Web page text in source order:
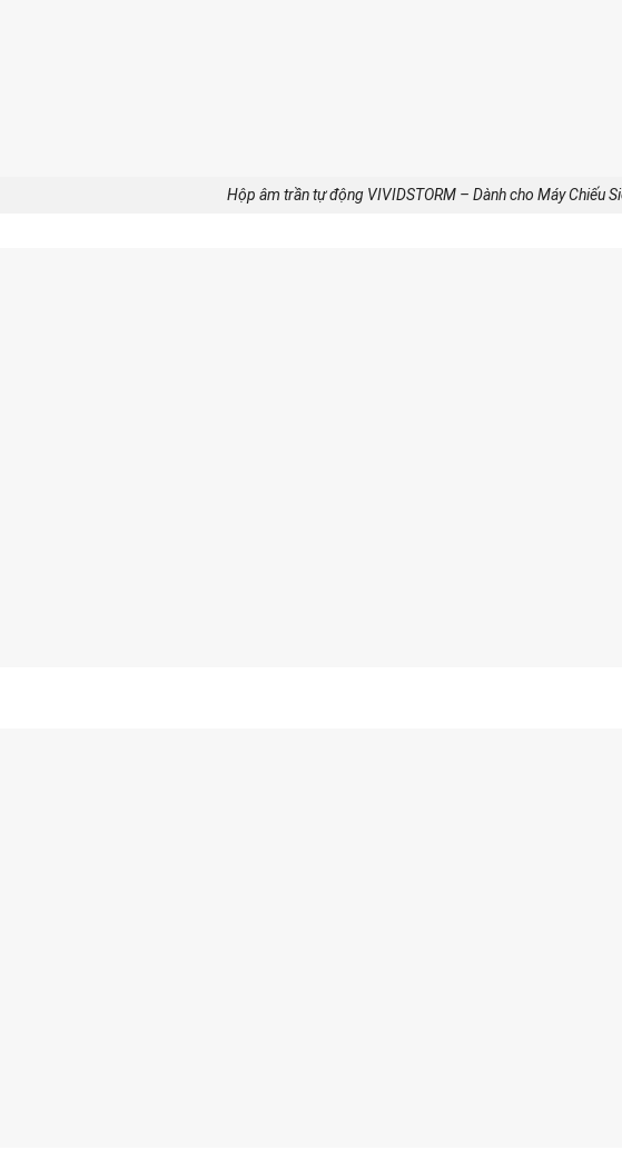
Hộp âm trần tự động VIVIDSTORM – Dành cho Máy Chiếu